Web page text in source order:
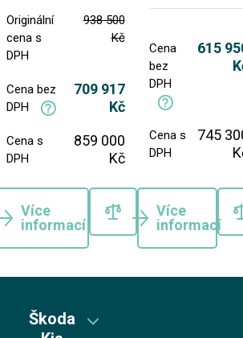
Originální
cena s
DPH
938 500
Kč
Cena bez
DPH
709 917
Kč
Cena s
DPH
859 000
Kč
Více
informací
Cena
bez
DPH
615
Cena s
DPH
745
Více
informací
Škoda